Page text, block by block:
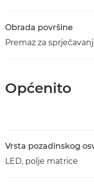
Obrada površine
Premaz za
Općenito
Vrsta pozadinskog
LED, polje matrice